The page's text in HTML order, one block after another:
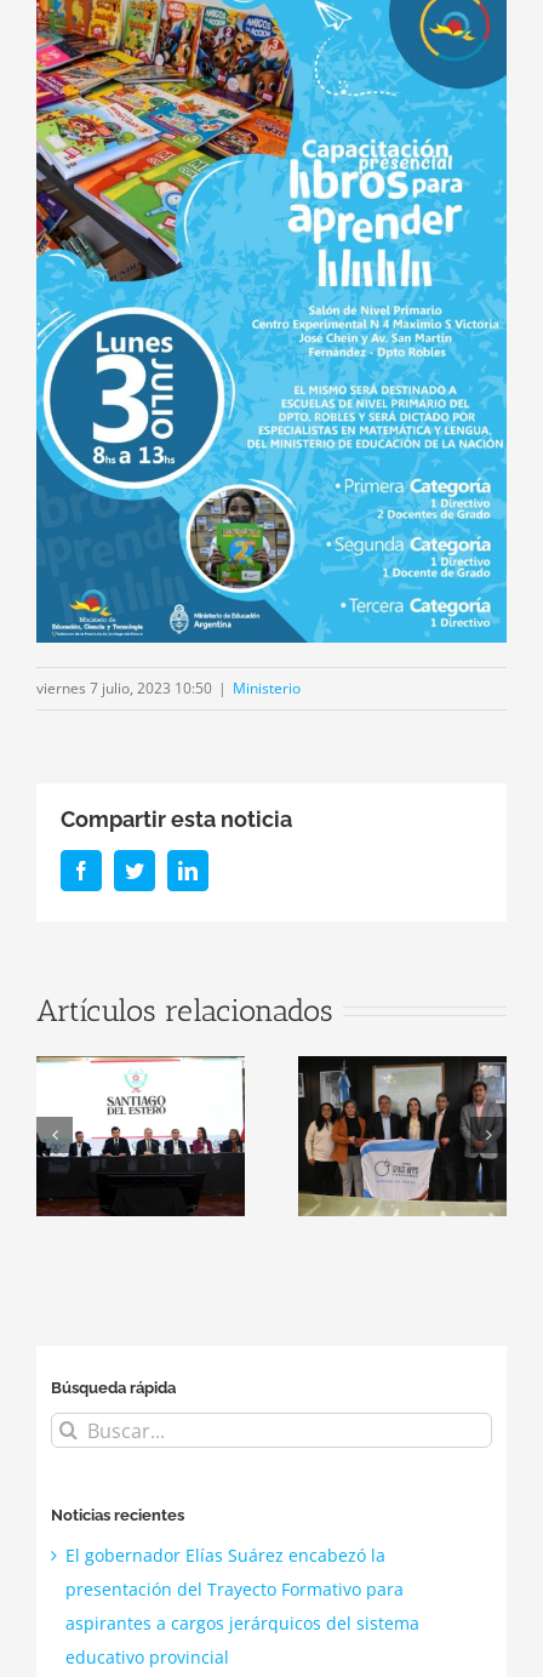
viernes 7 julio, 2023 10:50 | Ministerio
Compartir esta noticia
FacebookTwitterLinkedIn
Artículos relacionados
Santiago del
Estero será
sede oficial del
NASA Space
Apps
Ministerio de
Educación y el
ITSE
consolidan
alianzas con
Búsqueda rápida
Buscar:
Noticias recientes
El gobernador Elías Suárez encabezó la
presentación del Trayecto Formativo para
aspirantes a cargos jerárquicos del sistema
educativo provincial